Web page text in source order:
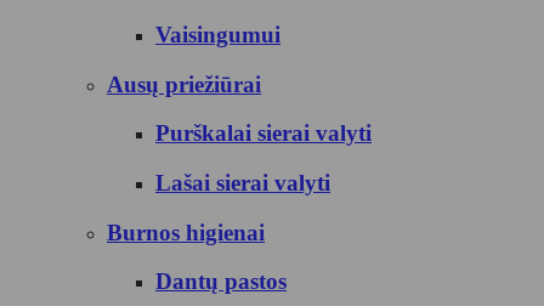
Vaisingumui
Ausų priežiūrai
Purškalai sierai valyti
Lašai sierai valyti
Burnos higienai
Dantų pastos